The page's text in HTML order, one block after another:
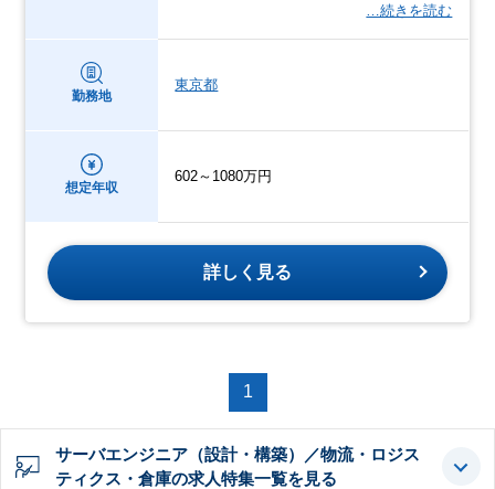
…続きを読む
勤務地
東京都
想定年収
602～1080万円
詳しく見る
1
サーバエンジニア（設計・構築）／物流・ロジス
ティクス・倉庫の求人特集一覧を見る